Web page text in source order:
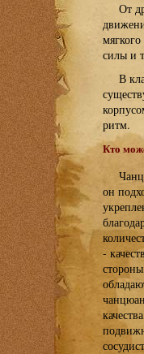
От
силы и
В
ритм.
Кто
он
-